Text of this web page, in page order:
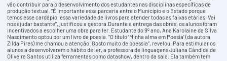
vão contribuir para o desenvolvimento dos estudantes nas disciplinas específicas de
produção textual. “É importante essa parceria entre o Município e o Estado porque
temos esse cardápio, essa variedade de livros para atender todas as faixas etárias. Vai
nos ajudar bastante”, justificou a gestora.Durante a entrega das obras, os alunos foram
incentivados a escolher uma obra para ler. Estudante do 9º ano, Ana Karolaine da Silva
Nascimento optou por um livro de poesia. “O título ‘Minha alma em Poesia’ (da autora
Zilda Pires) me chamou a atenção. Gosto muito de poessia”, revelou. Para estimular os
alunos a desenvolverem o hábito de ler, a professora de linguagens Juliana Cândida de
Oliveira Santos utiliza ferramentas como datashow, dentro da sala. Ela também tem